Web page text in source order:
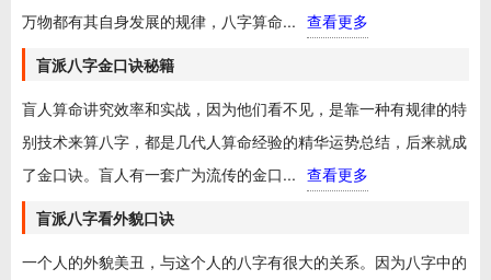
万物都有其自身发展的规律，八字算命... 查看更多
盲派八字金口诀秘籍
盲人算命讲究效率和实战，因为他们看不见，是靠一种有规律的特
别技术来算八字，都是几代人算命经验的精华运势总结，后来就成
了金口诀。盲人有一套广为流传的金口... 查看更多
盲派八字看外貌口诀
一个人的外貌美丑，与这个人的八字有很大的关系。因为八字中的